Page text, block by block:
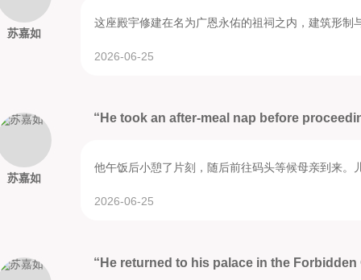
苏嘉如
这座殿宇修建在名为广恩永佑的祖祠之内，建筑形制
2026-06-25
苏嘉如
“He took an after-meal nap before
他午饭后小憩了片刻，随后前往码头等候母亲到来。
2026-06-25
“He returned to his palace in the